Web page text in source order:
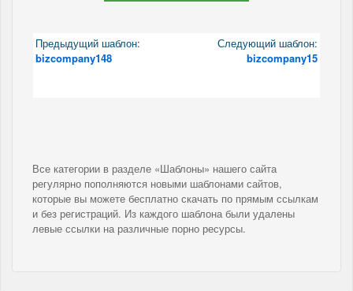
Предыдущий шаблон:
bizcompany148
Следующий шаблон:
bizcompany15
Все категории в разделе «Шаблоны» нашего сайта
регулярно пополняются новыми шаблонами сайтов,
которые вы можете бесплатно скачать по прямым ссылкам
и без регистраций. Из каждого шаблона были удалены
левые ссылки на различные порно ресурсы.